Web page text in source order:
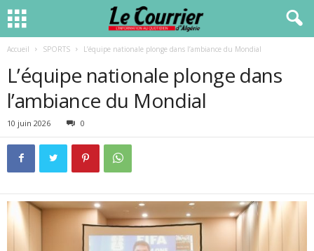
Accueil SPORTS L’équipe nationale plonge dans l’ambiance du Mondial
L’équipe nationale plonge dans
l’ambiance du Mondial
10 juin 2026 0